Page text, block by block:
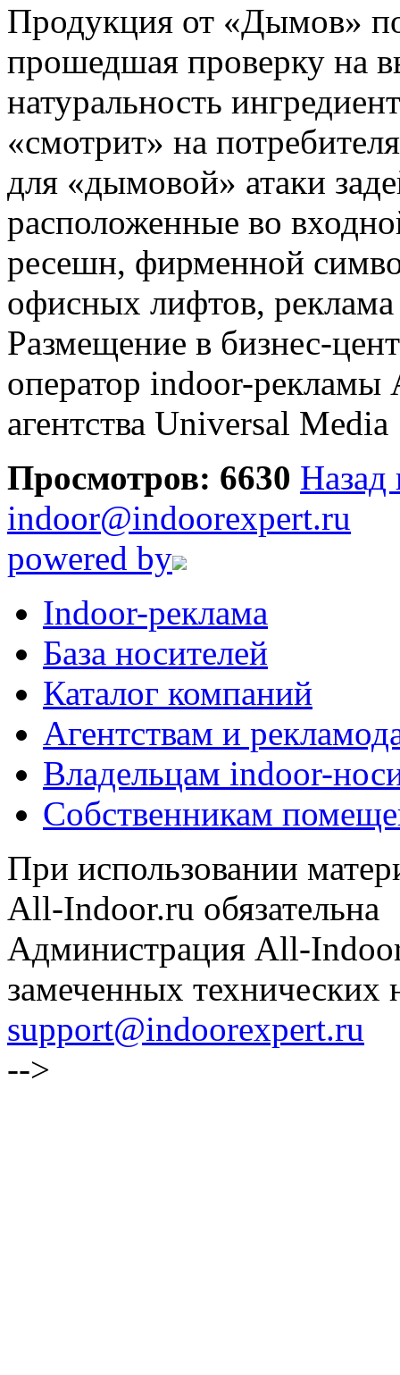
Продукция от «Дымов»
прошедшая проверку на
натуральность
«смотрит» на
для «дымовой» атаки
расположенные во
ресешн, фирменной
офисных лифтов,
Размещение в бизнес-
оператор indoor-рекламы
агентства Universal Media
Просмотров: 6630 Назад
indoor@indoorexpert.ru
powered by
Indoor-реклама
База носителей
Каталог компаний
Агентствам и
Владельцам indoor-
Собственникам
При использовании
All-Indoor.ru обязательна
Администрация All-
замеченных технических
support@indoorexpert.ru
-->